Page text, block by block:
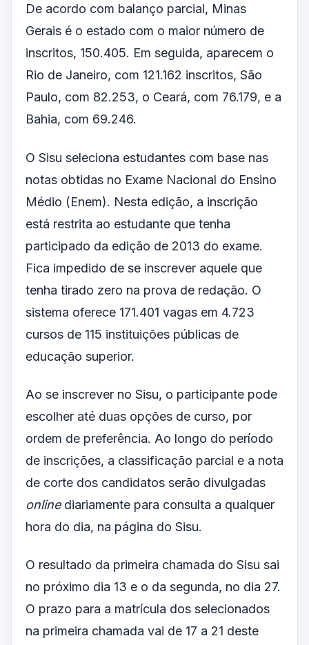
De acordo com balanço parcial, Minas
Gerais é o estado com o maior número de
inscritos, 150.405. Em seguida, aparecem o
Rio de Janeiro, com 121.162 inscritos, São
Paulo, com 82.253, o Ceará, com 76.179, e a
Bahia, com 69.246.
O Sisu seleciona estudantes com base nas
notas obtidas no Exame Nacional do Ensino
Médio (Enem). Nesta edição, a inscrição
está restrita ao estudante que tenha
participado da edição de 2013 do exame.
Fica impedido de se inscrever aquele que
tenha tirado zero na prova de redação. O
sistema oferece 171.401 vagas em 4.723
cursos de 115 instituições públicas de
educação superior.
Ao se inscrever no Sisu, o participante pode
escolher até duas opções de curso, por
ordem de preferência. Ao longo do período
de inscrições, a classificação parcial e a nota
de corte dos candidatos serão divulgadas
onlinediariamente para consulta a qualquer
hora do dia, na página do Sisu.
O resultado da primeira chamada do Sisu sai
no próximo dia 13 e o da segunda, no dia 27.
O prazo para a matrícula dos selecionados
na primeira chamada vai de 17 a 21 deste